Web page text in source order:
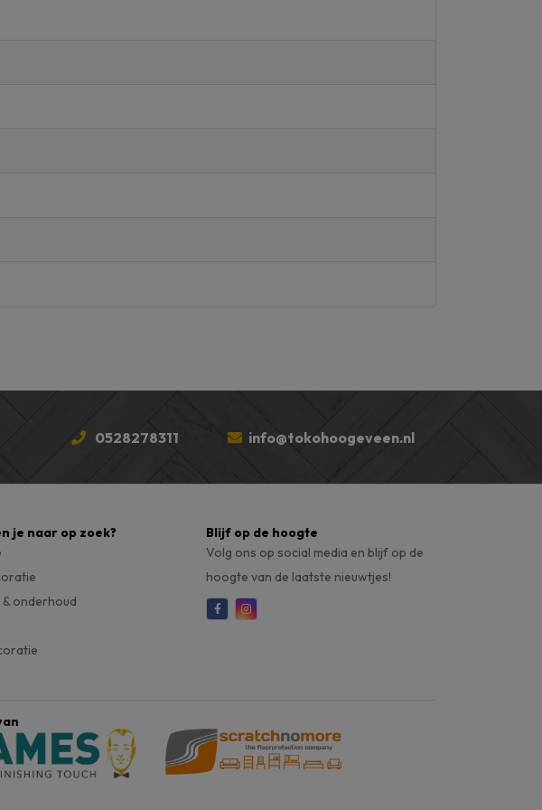
0528278311 info@tokohoogeveen.nl
je naar op zoek?
& onderhoud
Blijf op de hoogte
Volg ons op social media en blijf op de
hoogte van de laatste nieuwtjes!